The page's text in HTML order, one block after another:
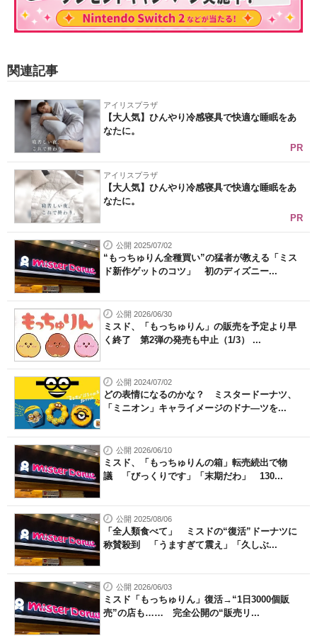
関連記事
アイリスプラザ
【大人気】ひんやり冷感寝具で快適な睡眠をあ
なたに。
PR
アイリスプラザ
【大人気】ひんやり冷感寝具で快適な睡眠をあ
なたに。
PR
公開 2025/07/02
“もっちゅりん全種買い”の猛者が教える「ミス
ド新作ゲットのコツ」 初のディズニー...
公開 2026/06/30
ミスド、「もっちゅりん」の販売を予定より早
く終了 第2弾の発売も中止（1/3） ...
公開 2024/07/02
どの表情になるのかな？ ミスタードーナツ、
「ミニオン」キャライメージのドナ―ツを...
公開 2026/06/10
ミスド、「もっちゅりんの箱」転売続出で物
議 「びっくりです」「末期だわ」 130...
公開 2025/08/06
「全人類食べて」 ミスドの“復活”ドーナツに
称賛殺到 「うますぎて震え」「久しぶ...
公開 2026/06/03
ミスド「もっちゅりん」復活→“1日3000個販
売”の店も…… 完全公開の“販売リ...